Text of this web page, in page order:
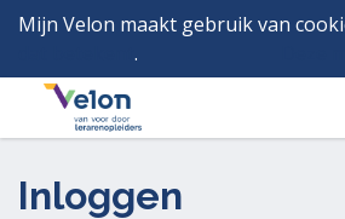
Mijn Velon maakt gebruik van
.
Menu
Inloggen